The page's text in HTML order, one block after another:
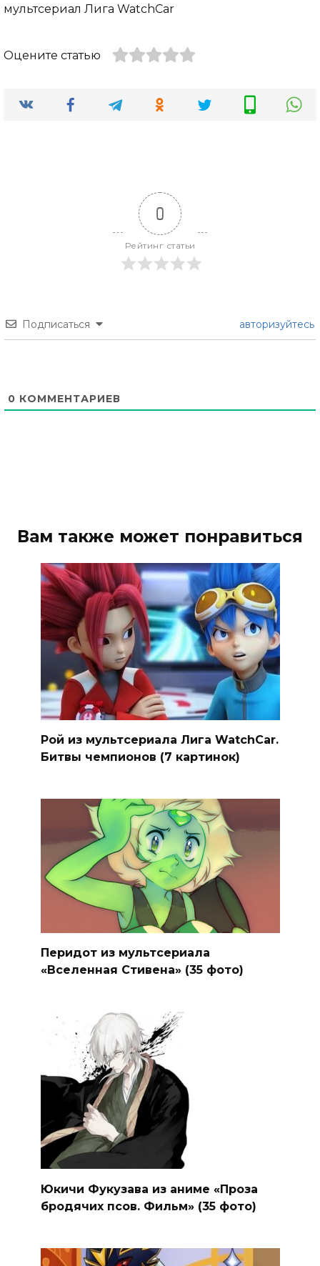
мультсериал Лига WatchCar
Оцените статью
0
Рейтинг статьи
Подписаться авторизуйтесь
0 КОММЕНТАРИЕВ
Вам также может понравиться
Рой из мультсериала Лига WatchCar.
Битвы чемпионов (7 картинок)
Перидот из мультсериала
«Вселенная Стивена» (35 фото)
Юкичи Фукузава из аниме «Проза
бродячих псов. Фильм» (35 фото)